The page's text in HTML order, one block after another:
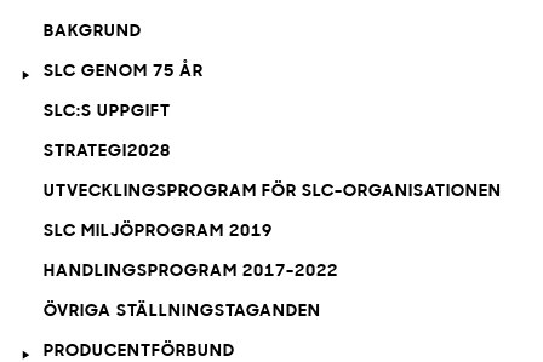
BAKGRUND
SLC GENOM 75 ÅR
SLC:S UPPGIFT
STRATEGI2028
UTVECKLINGSPROGRAM FÖR SLC-ORGANISATIONEN
SLC MILJÖPROGRAM 2019
HANDLINGSPROGRAM 2017-2022
ÖVRIGA STÄLLNINGSTAGANDEN
PRODUCENTFÖRBUND